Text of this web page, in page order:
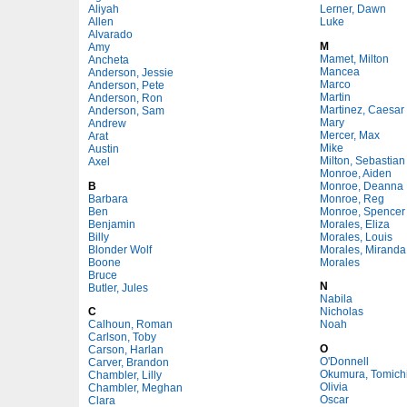
Aliyah
Allen
Alvarado
Amy
Ancheta
Anderson, Jessie
Anderson, Pete
Anderson, Ron
Anderson, Sam
Andrew
Arat
Austin
Axel
B
Barbara
Ben
Benjamin
Billy
Blonder Wolf
Boone
Bruce
Butler, Jules
C
Calhoun, Roman
Carlson, Toby
Carson, Harlan
Carver, Brandon
Chambler, Lilly
Chambler, Meghan
Clara
Lerner, Dawn
Luke
M
Mamet, Milton
Mancea
Marco
Martin
Martinez, Caesar
Mary
Mercer, Max
Mike
Milton, Sebastian
Monroe, Aiden
Monroe, Deanna
Monroe, Reg
Monroe, Spencer
Morales, Eliza
Morales, Louis
Morales, Miranda
Morales
N
Nabila
Nicholas
Noah
O
O'Donnell
Okumura,
Olivia
Oscar